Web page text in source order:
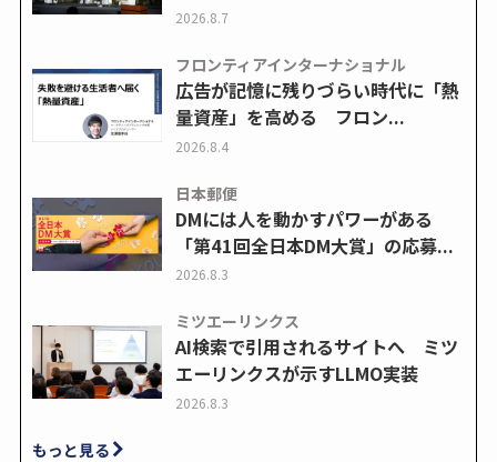
2026.8.7
フロンティアインターナショナル
広告が記憶に残りづらい時代に「熱
量資産」を高める フロン...
2026.8.4
日本郵便
DMには人を動かすパワーがある
「第41回全日本DM大賞」の応募...
2026.8.3
ミツエーリンクス
AI検索で引用されるサイトへ ミツ
エーリンクスが示すLLMO実装
2026.8.3
もっと見る